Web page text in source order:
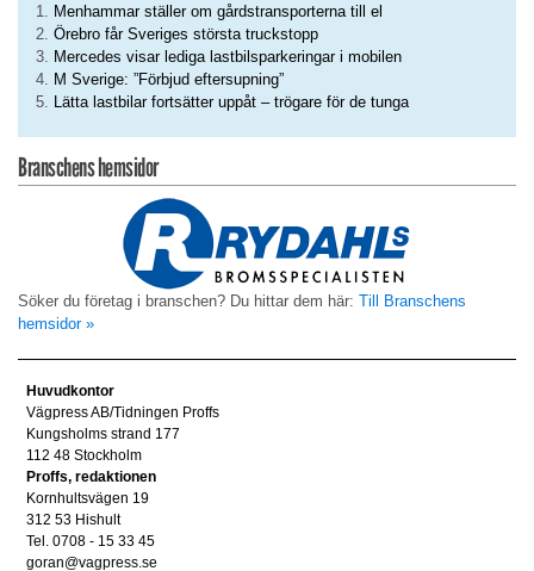
Menhammar ställer om gårdstransporterna till el
Örebro får Sveriges största truckstopp
Mercedes visar lediga lastbilsparkeringar i mobilen
M Sverige: ”Förbjud eftersupning”
Lätta lastbilar fortsätter uppåt – trögare för de tunga
Branschens hemsidor
Söker du företag i branschen? Du hittar dem här: Till Branschens
hemsidor »
Huvudkontor
Vägpress AB/Tidningen Proffs
Kungsholms strand 177
112 48 Stockholm
Proffs, redaktionen
Kornhultsvägen 19
312 53 Hishult
Tel. 0708 - 15 33 45
goran@vagpress.se